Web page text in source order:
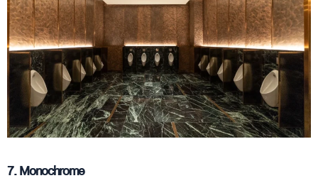
7. Monochrome